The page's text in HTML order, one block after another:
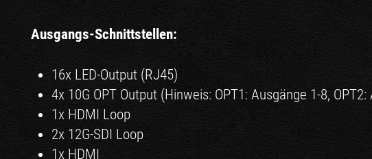
Ausgangs-Schnittstellen:
16x LED-Output (RJ45)
4x 10G OPT Output (Hinweis: OPT1: Ausgänge 1-8,
1x HDMI Loop
2x 12G-SDI Loop
1x HDMI